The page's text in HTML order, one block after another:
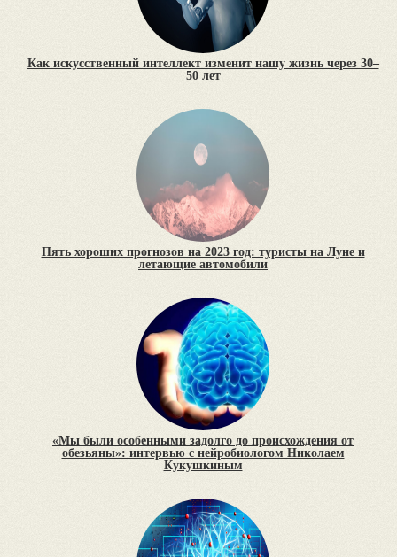
Как искусственный интеллект изменит нашу жизнь через 30–
50 лет
Пять хороших прогнозов на 2023 год: туристы на Луне и
летающие автомобили
«Мы были особенными задолго до происхождения от
обезьяны»: интервью с нейробиологом Николаем
Кукушкиным